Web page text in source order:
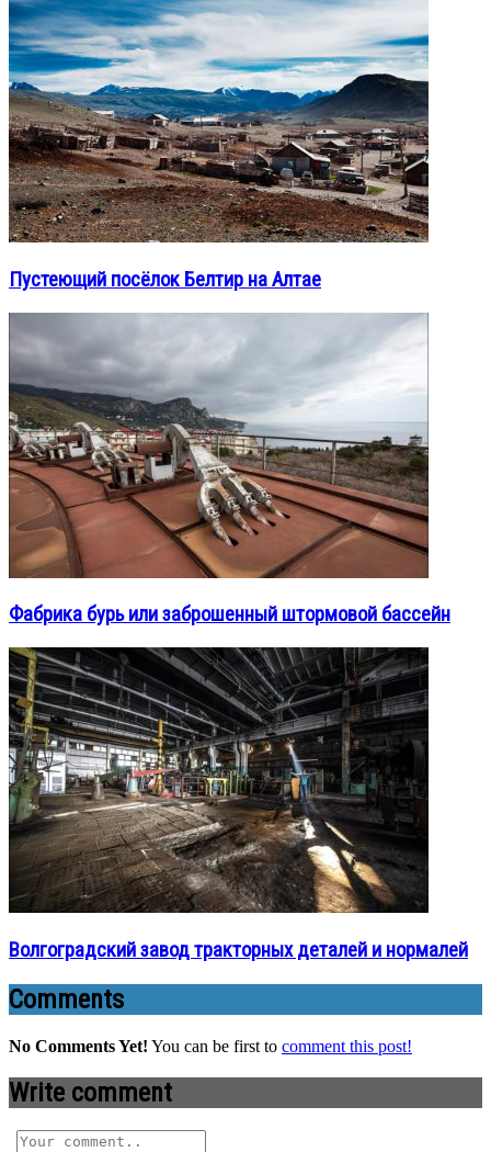
Пустеющий посёлок Белтир на Алтае
Фабрика бурь или заброшенный штормовой бассейн
Волгоградский завод тракторных деталей и нормалей
Comments
No Comments Yet! You can be first to comment this post!
Write comment